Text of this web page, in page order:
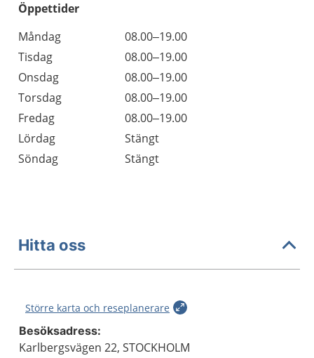
Öppettider
Dag
Öppettider
Kommentarer
Måndag
08.00–19.00
Tisdag
08.00–19.00
Onsdag
08.00–19.00
Torsdag
08.00–19.00
Fredag
08.00–19.00
Lördag
Stängt
Söndag
Stängt
Hitta oss
Större karta och reseplanerare
Besöksadress:
Karlbergsvägen 22, STOCKHOLM